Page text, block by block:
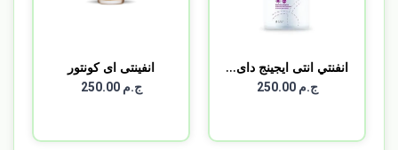
انفنتي انتى ايجينج داى...
ج.م 250.00
انفينتى اى كونتور
ج.م 250.00